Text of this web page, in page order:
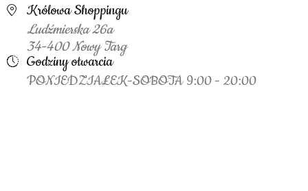
Królowa Shoppingu
Ludźmierska 26a
34-400 Nowy Targ
Godziny otwarcia
PONIEDZIAŁEK-SOBOTA 9:00 - 20:00